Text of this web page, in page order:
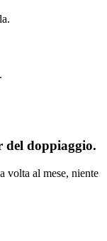
.
del doppiaggio.
volta al mese, niente